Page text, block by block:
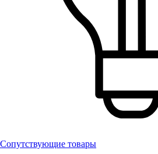
Сопутствующие товары